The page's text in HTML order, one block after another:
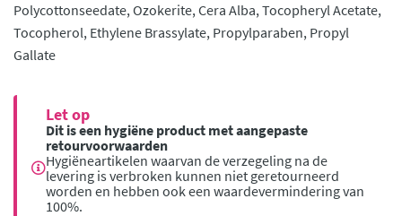
Polycottonseedate, Ozokerite, Cera Alba, Tocopheryl Acetate,
Tocopherol, Ethylene Brassylate, Propylparaben, Propyl
Gallate
Let op
Dit is een hygiëne product met aangepaste
retourvoorwaarden
Hygiëneartikelen waarvan de verzegeling na de
levering is verbroken kunnen niet geretourneerd
worden en hebben ook een waardevermindering van
100%.